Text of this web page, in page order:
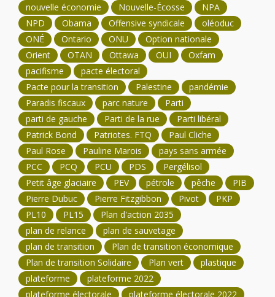
nouvelle économie
Nouvelle-Écosse
NPA
NPD
Obama Offensive syndicale
oléoduc
ONÉ
Ontario ONU
Option nationale
Orient
OTAN Ottawa OUI
Oxfam
pacifisme
pacte électoral
Pacte pour la transition
Palestine
pandémie
Paradis fiscaux
parc nature
Parti
parti de gauche
Parti de la rue
Parti libéral
Patrick Bond
Patriotes. FTQ
Paul Cliche
Paul Rose
Pauline Marois
pays sans armée
PCC
PCQ PCU PDS
Pergélisol
Petit âge glaciaire
PEV pétrole pêche
PIB
Pierre Dubuc
Pierre Fitzgibbon Pivot
PKP
PL10
PL15
Plan d'action 2035
plan de relance
plan de sauvetage
plan de transition
Plan de transition économique
Plan de transition Solidaire
Plan vert
plastique
plateforme
plateforme 2022
plateforme électorale
plateforme électorale 2022